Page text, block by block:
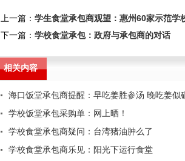
上一篇： 学生食堂承包商观望：惠州60家示范学
下一篇： 学校食堂承包：政府与承包商的对话
相关内容
海口饭堂承包商提醒：早吃姜胜参汤 晚吃姜似
学校饭堂承包采购单：网上晒！
学校食堂承包商疑问：台湾猪油肿么了
学校食堂承包商乐见：阳光下运行食堂